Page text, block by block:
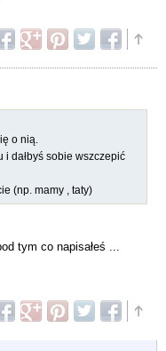
o nią.
i dałbyś sobie wszczepić
(np. mamy , taty)
tym co napisałeś ...